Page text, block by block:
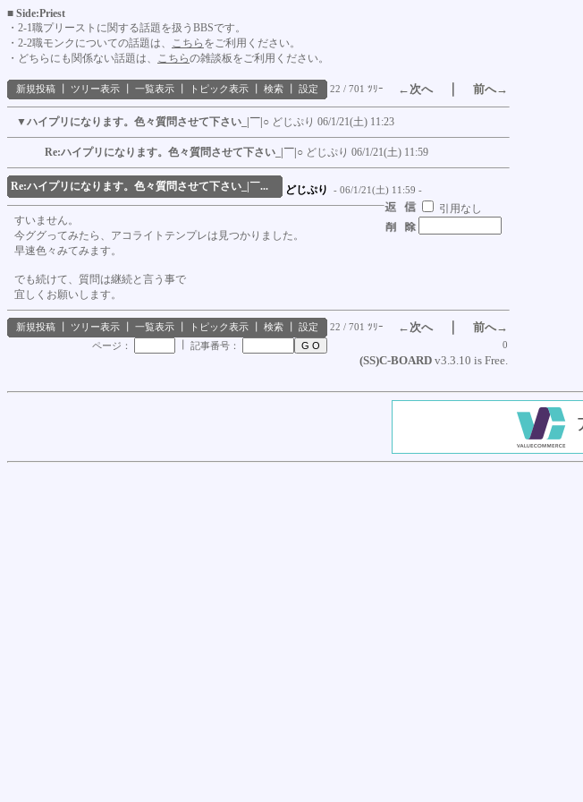
■ Side:Priest
・2-1職プリーストに関する話題を扱うBBSです。
・2-2職モンクについての話題は、 こちら をご利用ください。
・どちらにも関係ない話題は、 こちらの雑談板をご利用ください。
新規投稿 ツリー表示 一覧表示 トピック表示 検索 設定 22 / 701 ﾂﾘｰ ←次へ｜ 前へ→
▼ハイプリになります。色々質問させて下さい_|￣|○ どじぷり 06/1/21(土) 11:23
Re:ハイプリになります。色々質問させて下さい_|￣|○ どじぷり 06/1/21(土) 11:59
Re:ハイプリになります。色々質問させて下さい_|￣... どじぷり - 06/1/21(土) 11:59 -
引用なし
すいません。
今ググってみたら、アコライトテンプレは見つかりました。
早速色々みてみます。
でも続けて、質問は継続と言う事で
宜しくお願いします。
新規投稿 ツリー表示 一覧表示 トピック表示 検索 設定 22 / 701 ﾂﾘｰ ←次へ｜ 前へ→
ページ： 記事番号： 0
(SS)C-BOARD v3.3.10 is Free.